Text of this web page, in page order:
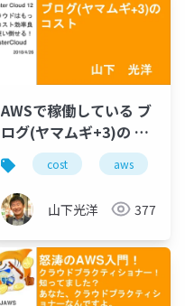
python lambda
AWSで稼働している ブ
ログ(ヤマムギ+3)の コ
スト
cost aws
山下光洋 377